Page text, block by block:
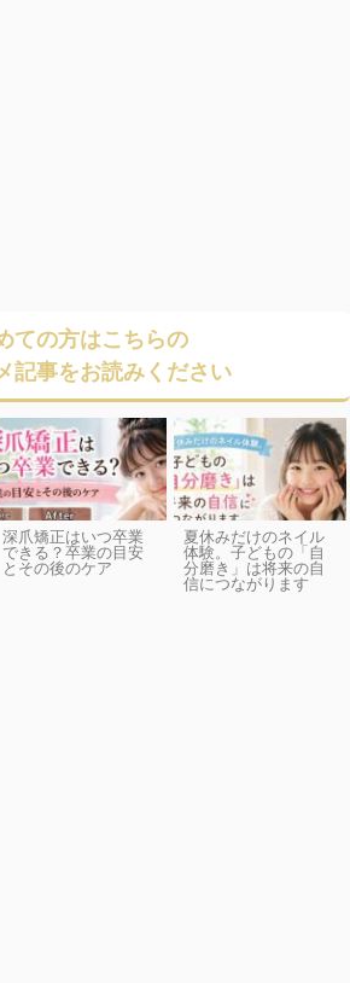
ての方はこちらの
記事をお読みください
深爪矯正はいつ卒業
できる？卒業の目安
とその後のケア
夏休みだけのネイル
体験。子どもの「自
分磨き」は将来の自
信につながります